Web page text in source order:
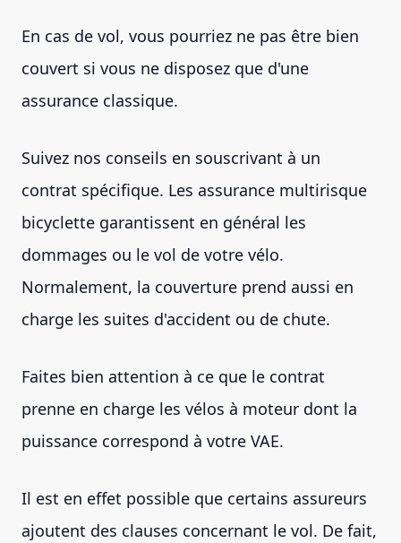
En cas de vol, vous pourriez ne pas être bien
couvert si vous ne disposez que d'une
assurance classique.
Suivez nos conseils en souscrivant à un
contrat spécifique. Les assurance multirisque
bicyclette garantissent en général les
dommages ou le vol de votre vélo.
Normalement, la couverture prend aussi en
charge les suites d'accident ou de chute.
Faites bien attention à ce que le contrat
prenne en charge les vélos à moteur dont la
puissance correspond à votre VAE.
Il est en effet possible que certains assureurs
ajoutent des clauses concernant le vol. De fait,